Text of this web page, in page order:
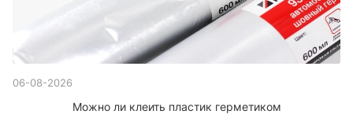
06-08-2026
Можно ли клеить пластик герметиком